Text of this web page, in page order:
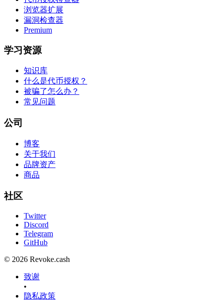
浏览器扩展
漏洞检查器
Premium
学习资源
知识库
什么是代币授权？
被骗了怎么办？
常见问题
公司
博客
关于我们
品牌资产
商品
社区
Twitter
Discord
Telegram
GitHub
© 2026 Revoke.cash
致谢
•
隐私政策